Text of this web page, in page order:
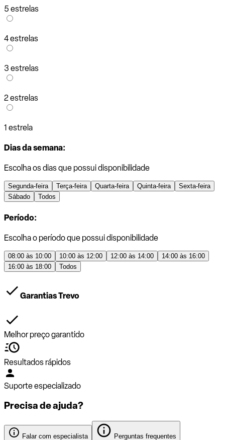
5 estrelas
4 estrelas
3 estrelas
2 estrelas
1 estrela
Dias da semana:
Escolha os dias que possui disponibilidade
Segunda-feira Terça-feira Quarta-feira Quinta-feira
Sexta-feira
Sábado
Todos
Período:
Escolha o período que possui disponibilidade
08:00 às 10:00 10:00 às 12:00 12:00 às 14:00
14:00 às 16:00
16:00 às 18:00
Todos
Garantias Trevo
Melhor preço garantido
Resultados rápidos
Suporte especializado
Precisa de ajuda?
Falar com especialista Perguntas frequentes